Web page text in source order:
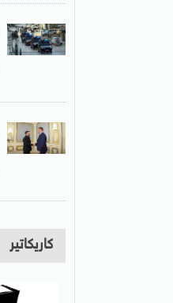
كاريكاتير